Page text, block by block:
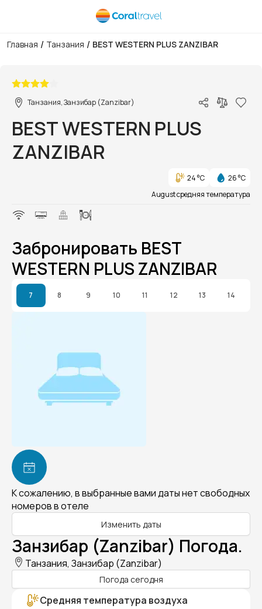
Главная / Танзания / BEST WESTERN PLUS ZANZIBAR
Танзания, Занзибар (Zanzibar)
BEST WESTERN PLUS
ZANZIBAR
24 °C
26 °C
August средняя температура
Забронировать BEST
WESTERN PLUS ZANZIBAR
7 8 9 10 11 12 13 14
К сожалению, в выбранные вами даты нет свободных
номеров в отеле
Изменить даты
Занзибар (Zanzibar) Погода.
Танзания, Занзибар (Zanzibar)
Погода сегодня
Средняя температура воздуха